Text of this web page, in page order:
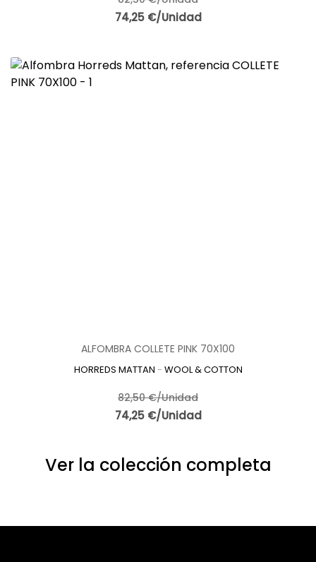
74,25 €/Unidad
ALFOMBRA COLLETE PINK 70X100
HORREDS MATTAN - WOOL & COTTON
82,50 €/Unidad
74,25 €/Unidad
Ver la colección completa